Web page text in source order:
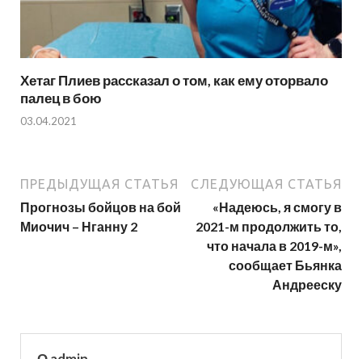
Хетаг Плиев рассказал о том, как ему оторвало
палец в бою
03.04.2021
ПРЕДЫДУЩАЯ СТАТЬЯ
Прогнозы бойцов на бой
Миочич – Нганну 2
СЛЕДУЮЩАЯ СТАТЬЯ
«Надеюсь, я смогу в
2021-м продолжить то,
что начала в 2019-м»,
сообщает Бьянка
Андрееску